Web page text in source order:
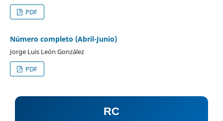
PDF
Número completo (Abril-Junio)
Jorge Luis León González
PDF
RC